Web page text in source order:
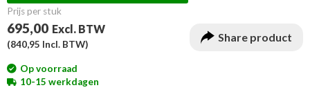
Prijs per stuk
695,00 Excl. BTW
(840,95 Incl. BTW)
Share product
Op voorraad
10-15 werkdagen